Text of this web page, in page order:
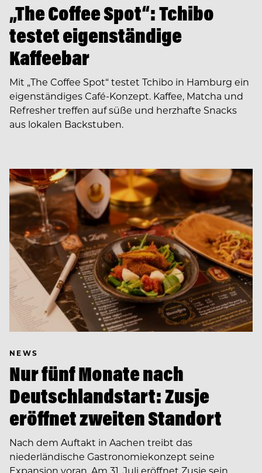
„The Coffee Spot“: Tchibo
testet eigenständige
Kaffeebar
Mit „The Coffee Spot“ testet Tchibo in Hamburg ein
eigenständiges Café-Konzept. Kaffee, Matcha und
Refresher treffen auf süße und herzhafte Snacks
aus lokalen Backstuben.
NEWS
Nur fünf Monate nach
Deutschlandstart: Zusje
eröffnet zweiten Standort
Nach dem Auftakt in Aachen treibt das
niederländische Gastronomiekonzept seine
Expansion voran. Am 31. Juli eröffnet Zusje sein